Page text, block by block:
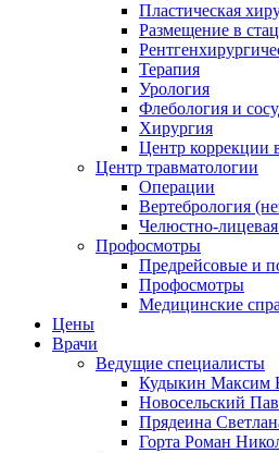
Пластическая
Размещение в
Терапия
Урология
Флебология и
Хирургия
Центр коррекции
Центр травматологии
Операции
Вертебрология
Челюстно-
Профосмотры
Предрейсовые и
Профосмотры
Медицинские
Цены
Врачи
Ведущие специалисты
Кудыкин Максим
Новосельский
Прядеина
Горта Роман